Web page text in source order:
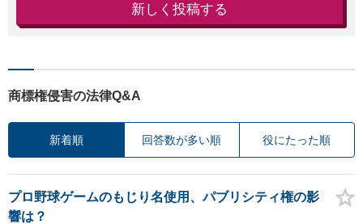
新しく投稿する
商標権侵害の法律Q&A
新着順 回答数が多い順 役にたった順
プロ野球ゲームのもじり名使用、パブリシティ権の影
響は？